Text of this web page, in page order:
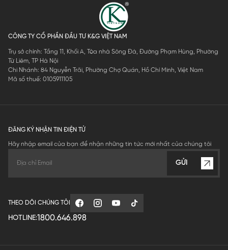
CÔNG TY CỔ PHẦN ĐẦU TƯ K&G VIỆT NAM
Trụ sở chính: Tầng 11, Khối A, Tòa nhà Sông Đà, Đường Phạm Hùng, Phường
Từ Liêm, TP Hà Nội
Chi Nhánh: 84 Nguyễn Trãi, Phường Chợ Quán, Hồ Chí Minh, Việt Nam
Mã số thuế: 0105911105
ĐĂNG KÝ NHẬN TIN ĐIỆN TỬ
Hãy nhập email của bạn để nhận những tin tức mới nhất của chúng tôi
GỬI
THEO DÕI CHÚNG TÔI
HOTLINE:1800.646.898